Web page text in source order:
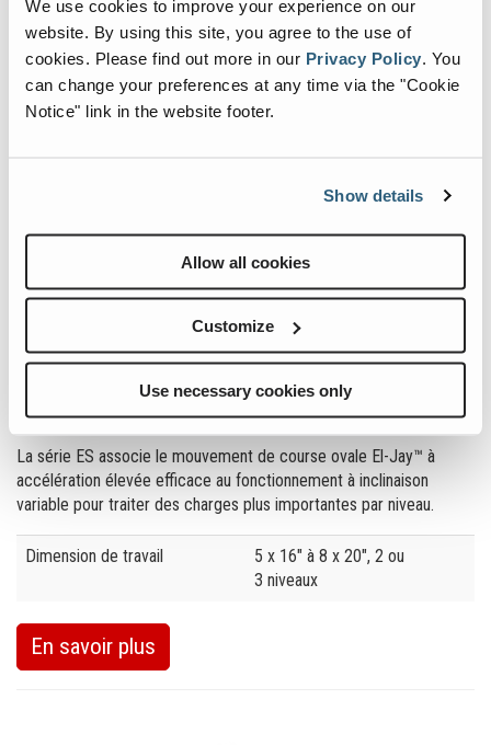
We use cookies to improve your experience on our
website. By using this site, you agree to the use of
cookies. Please find out more in our Privacy Policy You
can change your preferences at any time via the "Cookie
Notice" link in the website footer.
Show details
Allow all cookies
Customize
Use necessary cookies only
La série FM propose des unités de 6' x 12' à 6' x 18' à 1 ou
6 x 12' à 6 x 18' 1 ou 2 niveaux
Série ES
La série ES associe le mouvement de course ovale El-Jay™ à
accélération élevée efficace au fonctionnement à inclinaison
variable pour traiter des charges plus importantes par niveau.
Specification Value
Dimension de travail
5 x 16" à 8 x 20", 2 ou
3 niveaux
En savoir plus